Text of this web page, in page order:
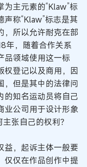
主元素的“Klaw”标
称“Klaw”标志是其
，所以允许耐克在部
年，随着合作关系
品领域使用这一标
权登记以及商用，因
，但是其中的法律问
的知名运动员将自己
业公司用于设计形象
张自己的权利？
益，起诉主体一般要
仅仅在作品创作中提